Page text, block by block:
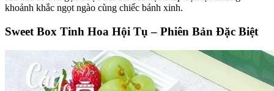
khoảnh khắc ngọt ngào cùng chiếc bánh xinh.
Sweet Box Tinh Hoa Hội Tụ – Phiên Bản Đặc Biệt